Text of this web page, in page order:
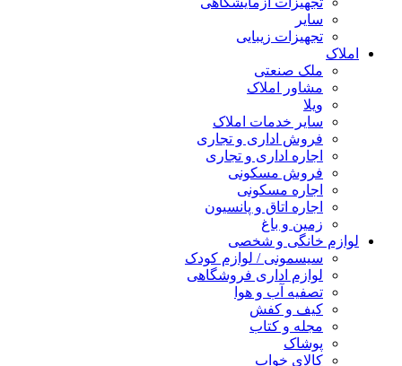
سایر
تجهیزات زیبایی
املاک
ملک صنعتی
مشاور املاک
ویلا
سایر خدمات املاک
فروش اداری و تجاری
اجاره اداری و تجاری
فروش مسکونی
اجاره مسکونی
اجاره اتاق و پانسیون
زمین و باغ
لوازم خانگی و شخصی
سیسمونی / لوازم کودک
لوازم اداری فروشگاهی
تصفیه آب و هوا
کیف و کفش
مجله و کتاب
پوشاک
کالای خواب